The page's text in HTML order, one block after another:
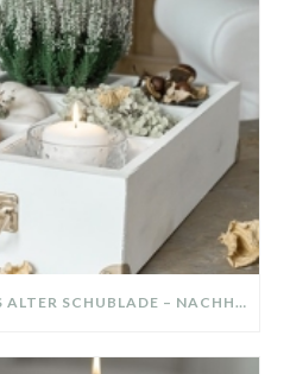
DIY-DEKO-TABLETT AUS ALTER SCHUBLADE – NACHHALTIGE HERBSTDEKO SELBER MACHEN!